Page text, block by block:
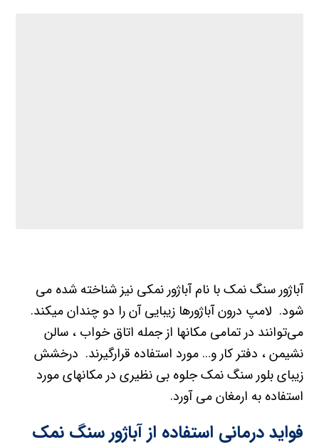
آباژور سنگ نمک با نام آباژور نمکی نیز شناخته شده می
شود. لامپ درون آباژورها زیبایی آن را دو چندان میکند.
می‌توانند در تمامی مکانها از جمله اتاق خواب ، سالن
نشیمن ، دفتر کار و… مورد استفاده قرارگیرند. درخشش
زیبای بلور سنگ نمک جلوه بی نظیری در مکانهای مورد
استفاده به ارمغان می آورد.
فواید درمانی استفاده ازآباژور سنگ نمک